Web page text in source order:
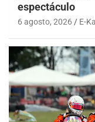
espectáculo
6 agosto, 2026 E-